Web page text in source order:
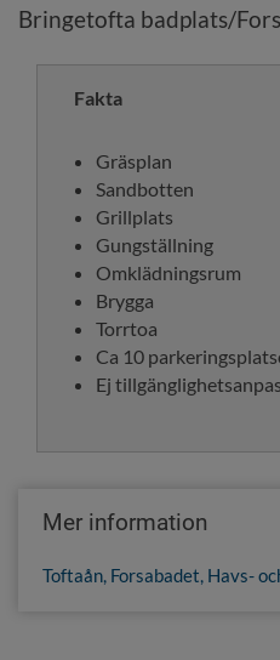
Bringetofta badplats/
Fakta
Gräsplan
Sandbotten
Grillplats
Gungställning
Omklädningsrum
Brygga
Torrtoa
Ca 10
Ej
Mer information
Toftaån, Forsabadet, Havs-